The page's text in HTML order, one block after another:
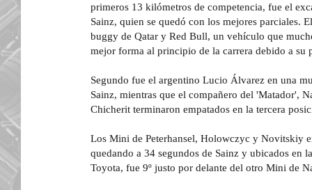
primeros 13 kilómetros de competencia, fue el
Sainz, quien se quedó con los mejores parciales.
buggy de Qatar y Red Bull, un vehículo que
mejor forma al principio de la carrera debido a su
Segundo fue el argentino Lucio Álvarez en una
Sainz, mientras que el compañero del 'Matador',
Chicherit terminaron empatados en la tercera
Los Mini de Peterhansel, Holowczyc y Novitskiy
quedando a 34 segundos de Sainz y ubicados en
Toyota, fue 9º justo por delante del otro Mini de